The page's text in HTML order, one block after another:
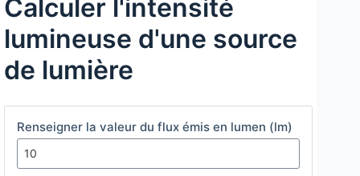
Calculer l'intensité
lumineuse d'une source
de lumière
Renseigner la valeur du flux émis en lumen (lm)